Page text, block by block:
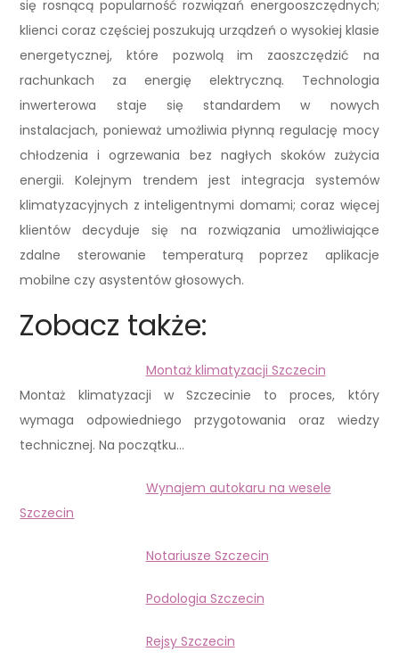
się rosnącą popularność rozwiązań energooszczędnych;
klienci coraz częściej poszukują urządzeń o wysokiej klasie
energetycznej, które pozwolą im zaoszczędzić na
rachunkach za energię elektryczną. Technologia
inwerterowa staje się standardem w nowych
instalacjach, ponieważ umożliwia płynną regulację mocy
chłodzenia i ogrzewania bez nagłych skoków zużycia
energii. Kolejnym trendem jest integracja systemów
klimatyzacyjnych z inteligentnymi domami; coraz więcej
klientów decyduje się na rozwiązania umożliwiające
zdalne sterowanie temperaturą poprzez aplikacje
mobilne czy asystentów głosowych.
Zobacz także:
Montaż klimatyzacji Szczecin
Montaż klimatyzacji w Szczecinie to proces, który
wymaga odpowiedniego przygotowania oraz wiedzy
technicznej. Na początku…
Wynajem autokaru na wesele
Szczecin
Notariusze Szczecin
Podologia Szczecin
Rejsy Szczecin